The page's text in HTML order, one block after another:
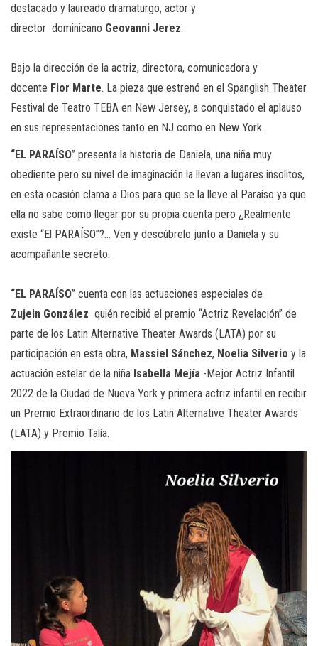
destacado y laureado dramaturgo, actor y
director dominicano Geovanni Jerez.
Bajo la dirección de la actriz, directora, comunicadora y
docente Fior Marte. La pieza que estrenó en el Spanglish Theater
Festival de Teatro TEBA en New Jersey, a conquistado el aplauso
en sus representaciones tanto en NJ como en New York.
“EL PARAÍSO” presenta la historia de Daniela, una niña muy
obediente pero su nivel de imaginación la llevan a lugares insolitos,
en esta ocasión clama a Dios para que se la lleve al Paraíso ya que
ella no sabe como llegar por su propia cuenta pero ¿Realmente
existe “El PARAÍSO”?… Ven y descúbrelo junto a Daniela y su
acompañante secreto.
“EL PARAÍSO” cuenta con las actuaciones especiales de
Zujein González quién recibió el premio “Actriz Revelación” de
parte de los Latin Alternative Theater Awards (LATA) por su
participación en esta obra, Massiel Sánchez, Noelia Silverio y la
actuación estelar de la niña Isabella Mejía -Mejor Actriz Infantil
2022 de la Ciudad de Nueva York y primera actriz infantil en recibir
un Premio Extraordinario de los Latin Alternative Theater Awards
(LATA) y Premio Talía.